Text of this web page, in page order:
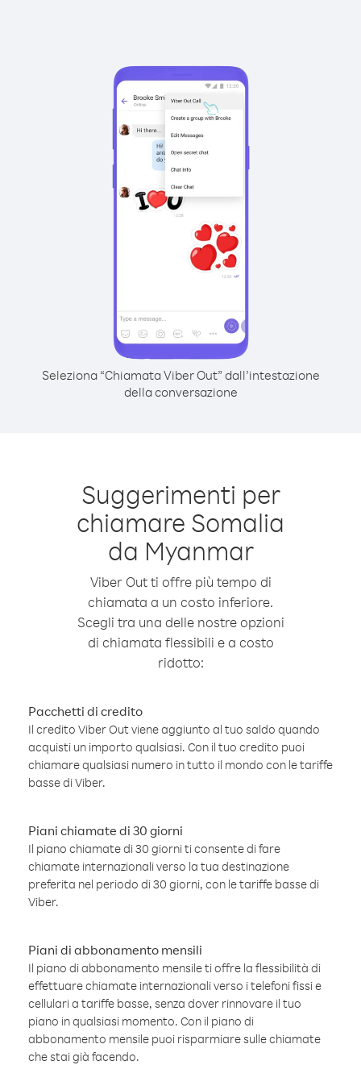
Seleziona “Chiamata Viber Out” dall’intestazione
della conversazione
Suggerimenti per
chiamare Somalia
da Myanmar
Viber Out ti offre più tempo di
chiamata a un costo inferiore.
Scegli tra una delle nostre opzioni
di chiamata flessibili e a costo
ridotto:
Pacchetti di credito
Il credito Viber Out viene aggiunto al tuo saldo quando
acquisti un importo qualsiasi. Con il tuo credito puoi
chiamare qualsiasi numero in tutto il mondo con le tariffe
basse di Viber.
Piani chiamate di 30 giorni
Il piano chiamate di 30 giorni ti consente di fare
chiamate internazionali verso la tua destinazione
preferita nel periodo di 30 giorni, con le tariffe basse di
Viber.
Piani di abbonamento mensili
Il piano di abbonamento mensile ti offre la flessibilità di
effettuare chiamate internazionali verso i telefoni fissi e
cellulari a tariffe basse, senza dover rinnovare il tuo
piano in qualsiasi momento. Con il piano di
abbonamento mensile puoi risparmiare sulle chiamate
che stai già facendo.